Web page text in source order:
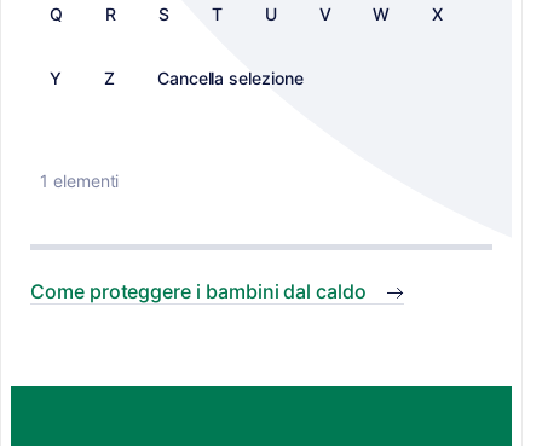
Q R S T U V W X
Y Z Cancella selezione
1 elementi
Come proteggere i bambini dal caldo